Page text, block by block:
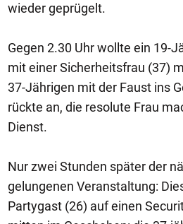
wieder geprügelt.
Gegen 2.30 Uhr wollte ein 19-
mit einer Sicherheitsfrau (37)
37-Jährigen mit der Faust ins
rückte an, die resolute Frau
Dienst.
Nur zwei Stunden später der
gelungenen Veranstaltung:
Partygast (26) auf einen